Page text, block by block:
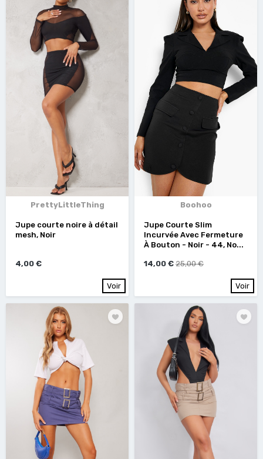
PrettyLittleThing
Jupe courte noire à détail
mesh, Noir
4,00 €
Voir
Boohoo
Jupe Courte Slim
Incurvée Avec Fermeture
À Bouton - Noir - 44, No...
14,00 € 25,00 €
Voir